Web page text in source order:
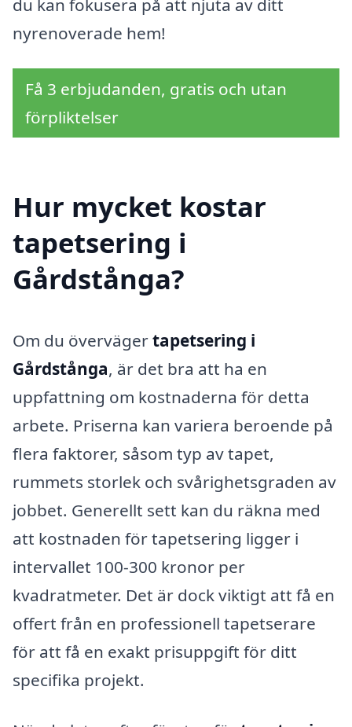
du kan fokusera på att njuta av ditt
nyrenoverade hem!
Få 3 erbjudanden, gratis och utan
förpliktelser
Hur mycket kostar
tapetsering i
Gårdstånga?
Om du övervägertapetsering i
Gårdstånga, är det bra att ha en
uppfattning om kostnaderna för detta
arbete. Priserna kan variera beroende på
flera faktorer, såsom typ av tapet,
rummets storlek och svårighetsgraden av
jobbet. Generellt sett kan du räkna med
att kostnaden för tapetsering ligger i
intervallet 100-300 kronor per
kvadratmeter. Det är dock viktigt att få en
offert från en professionell tapetserare
för att få en exakt prisuppgift för ditt
specifika projekt.